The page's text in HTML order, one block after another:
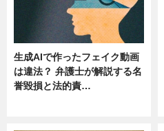
生成AIで作ったフェイク動画
は違法？ 弁護士が解説する名
誉毀損と法的責…